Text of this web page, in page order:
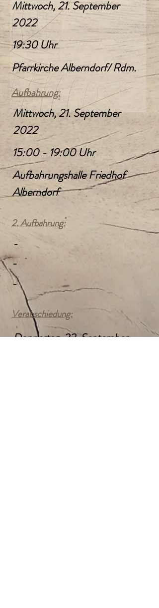
Mittwoch, 21. September
2022
19:30 Uhr
Pfarrkirche Alberndorf/ Rdm.
Aufbahrung:
Mittwoch, 21. September
2022
15:00 - 19:00 Uhr
Aufbahrungshalle Friedhof
Alberndorf
2. Aufbahrung:
-
-
-
Verabschiedung:
Donnertag, 22. September